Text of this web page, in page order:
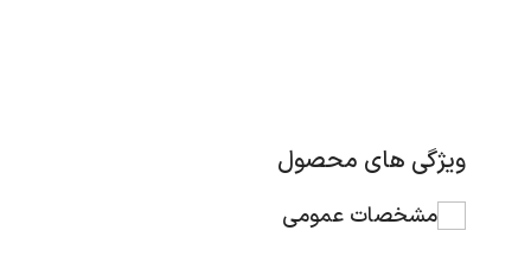
ویژگی های محصول
مشخصات عمومی